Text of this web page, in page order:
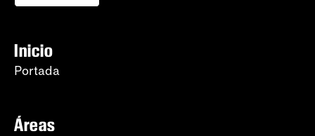
Inicio
Portada
Áreas